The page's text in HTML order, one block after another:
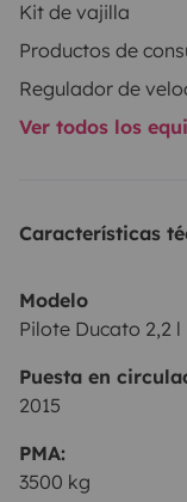
Kit de vajilla
Productos de
Regulador de
Ver todos los
Características
Modelo
Pilote Ducato 2,2 l
Puesta en
2015
PMA:
3500 kg